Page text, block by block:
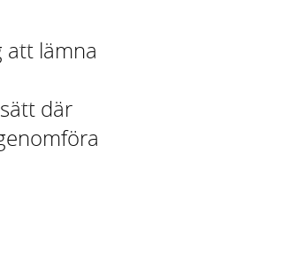
att lämna
där